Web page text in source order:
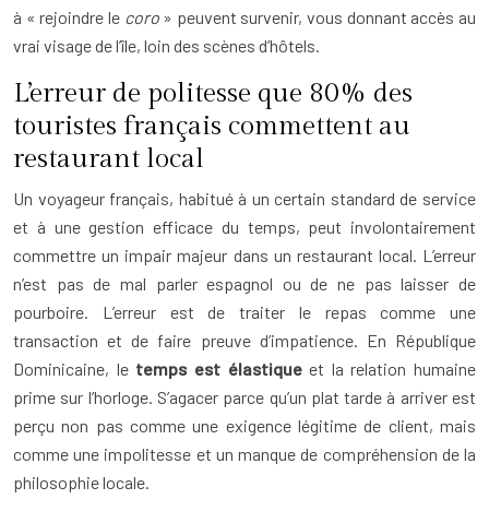
à « rejoindre le coro» peuvent survenir, vous donnant accès au
vrai visage de l’île, loin des scènes d’hôtels.
L’erreur de politesse que 80% des
touristes français commettent au
restaurant local
Un voyageur français, habitué à un certain standard de service
et à une gestion efficace du temps, peut involontairement
commettre un impair majeur dans un restaurant local. L’erreur
n’est pas de mal parler espagnol ou de ne pas laisser de
pourboire. L’erreur est de traiter le repas comme une
transaction et de faire preuve d’impatience. En République
Dominicaine, le temps est élastiqueet la relation humaine
prime sur l’horloge. S’agacer parce qu’un plat tarde à arriver est
perçu non pas comme une exigence légitime de client, mais
comme une impolitesse et un manque de compréhension de la
philosophie locale.